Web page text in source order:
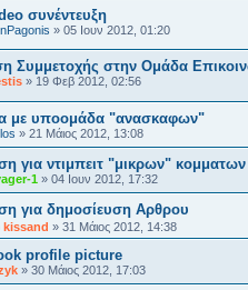
συνέντευξη
» 05 Ιουν 2012, 01:20
Συμμετοχής στην Ομάδα
» 19 Φεβ 2012, 02:56
με υποομάδα "ανασκαφων"
» 21 Μάιος 2012, 13:08
για ντιμπειτ "μικρων" κομματων
1 » 04 Ιουν 2012, 17:32
για δημοσίευση Αρθρου
kissand » 31 Μάιος 2012, 14:38
profile picture
» 30 Μάιος 2012, 17:03